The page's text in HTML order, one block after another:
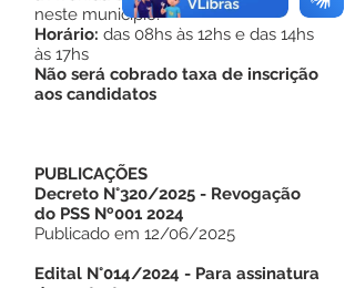
neste município.
Horário: das 08hs às 12hs e das 14hs
às 17hs
Não será cobrado taxa de inscrição
aos candidatos
PUBLICAÇÕES
Decreto N°320/2025 - Revogação
do PSS Nº001 2024
Publicado em 12/06/2025
Edital N°014/2024 - Para assinatura